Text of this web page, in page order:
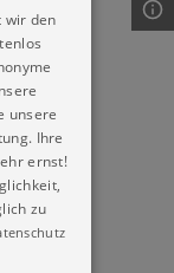
|
wir den
unsere
Ihre
ernst!
zu